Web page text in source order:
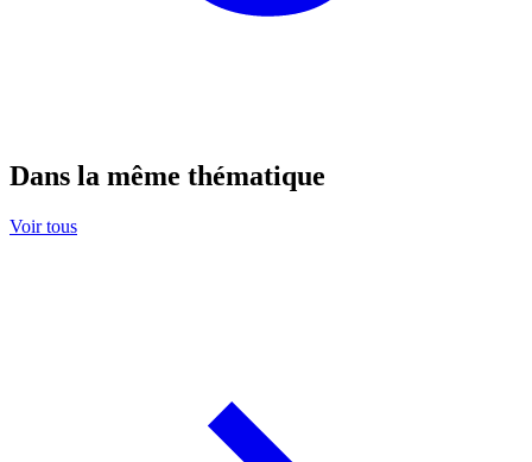
Dans la même thématique
Voir tous